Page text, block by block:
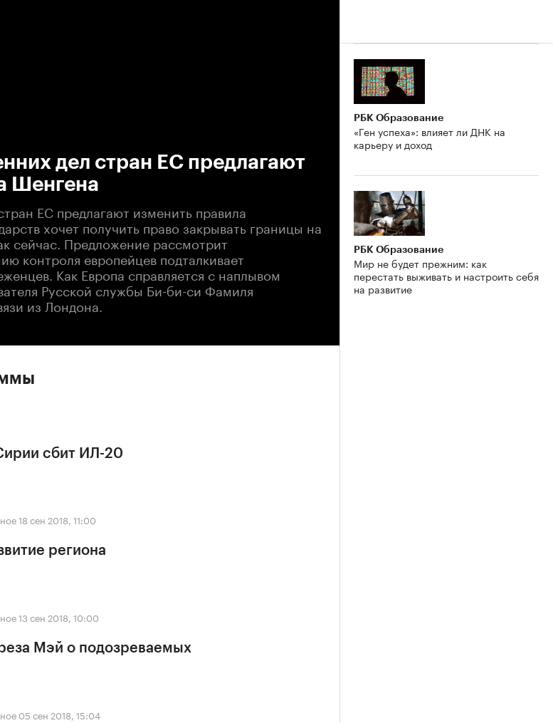
дел стран ЕС предлагают
Шенгена
ЕС предлагают изменить правила
хочет получить право закрывать границы на
сейчас. Предложение рассмотрит
контроля европейцев подталкивает
Как Европа справляется с наплывом
Русской службы Би-би-си Фамиля
из Лондона.
сбит ИЛ-20
18 сен 2018, 11:00
региона
13 сен 2018, 10:00
Мэй о подозреваемых
05 сен 2018, 15:04
РБК Образование
«Ген успеха»: влияет ли ДНК на
карьеру и доход
РБК Образование
Мир не будет прежним: как
перестать выживать и настроить себя
на развитие